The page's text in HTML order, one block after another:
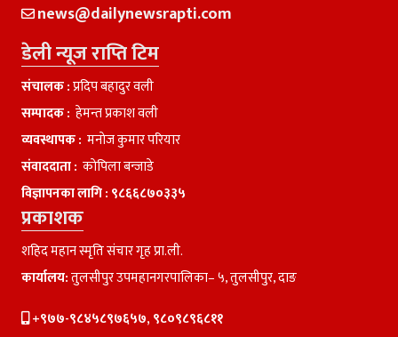
news@dailynewsrapti.com
डेली न्यूज राप्ति टिम
संचालक :प्रदिप बहादुर वली
सम्पादक : हेमन्त प्रकाश वली
व्यवस्थापक : मनाेज कुमार परियार
संवाददाता : काेपिला बन्जाडे
विज्ञापनका लागि : ९८६६८७०३३५
प्रकाशक
शहिद महान स्मृति संचार गृह प्रा.ली.
कार्यालय:तुलसीपुर उपमहानगरपालिका– ५, तुलसीपुर, दाङ
+९७७-९८४५८९७६५७, ९८०९८९६८११